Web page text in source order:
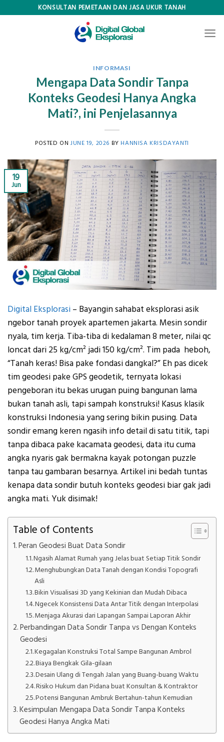
KONSULTAN PEMETAAN DAN JASA UKUR TANAH
INFORMASI
Mengapa Data Sondir Tanpa
Konteks Geodesi Hanya Angka
Mati?, ini Penjelasannya
POSTED ONJUNE 19, 2026 BY HANNISA KRISDAYANTI
19
Jun
Digital Eksplorasi – Bayangin sahabat eksplorasi asik
ngebor tanah proyek apartemen jakarta. Mesin sondir
nyala, tim kerja. Tiba-tiba di kedalaman 8 meter, nilai qc
loncat dari 25 kg/cm² jadi 150 kg/cm². Tim pada heboh,
“Tanah keras! Bisa pake fondasi dangkal?” Eh pas dicek
tim geodesi pake GPS geodetik, ternyata lokasi
pengeboran itu bekas urugan puing bangunan lama
bukan tanah asli, tapi sampah konstruksi! Kasus klasik
konstruksi Indonesia yang sering bikin pusing. Data
sondir emang keren ngasih info detail di satu titik, tapi
tanpa dibaca pake kacamata geodesi, data itu cuma
angka nyaris gak bermakna kayak potongan puzzle
tanpa tau gambaran besarnya. Artikel ini bedah tuntas
kenapa data sondir butuh konteks geodesi biar gak jadi
angka mati. Yuk disimak!
Table of Contents
Peran Geodesi Buat Data Sondir
Ngasih Alamat Rumah yang Jelas buat Setiap Titik Sondir
Menghubungkan Data Tanah dengan Kondisi Topografi
Asli
Bikin Visualisasi 3D yang Kekinian dan Mudah Dibaca
Ngecek Konsistensi Data Antar Titik dengan Interpolasi
Menjaga Akurasi dari Lapangan Sampai Laporan Akhir
Perbandingan Data Sondir Tanpa vs Dengan Konteks
Geodesi
Kegagalan Konstruksi Total Sampe Bangunan Ambrol
Biaya Bengkak Gila-gilaan
Desain Ulang di Tengah Jalan yang Buang-buang Waktu
Risiko Hukum dan Pidana buat Konsultan & Kontraktor
Potensi Bangunan Ambruk Bertahun-tahun Kemudian
Kesimpulan Mengapa Data Sondir Tanpa Konteks
Geodesi Hanya Angka Mati